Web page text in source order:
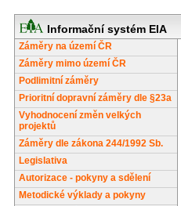
Informační systém EIA
Záměry na území ČR
Záměry mimo území ČR
Podlimitní záměry
Prioritní dopravní záměry dle §23a
Vyhodnocení změn velkých
projektů
Záměry dle zákona 244/1992 Sb.
Legislativa
Autorizace - pokyny a sdělení
Metodické výklady a pokyny